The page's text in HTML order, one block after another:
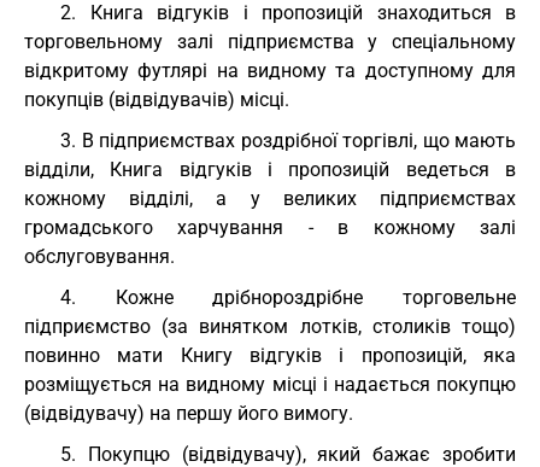
2. Книга відгуків і пропозицій знаходиться в
торговельному залі підприємства у спеціальному
відкритому футлярі на видному та доступному для
покупців (відвідувачів) місці.
3. В підприємствах роздрібної торгівлі, що мають
відділи, Книга відгуків і пропозицій ведеться в
кожному відділі, а у великих підприємствах
громадського харчування - в кожному залі
обслуговування.
4. Кожне дрібнороздрібне торговельне
підприємство (за винятком лотків, столиків тощо)
повинно мати Книгу відгуків і пропозицій, яка
розміщується на видному місці і надається покупцю
(відвідувачу) на першу його вимогу.
5. Покупцю (відвідувачу), який бажає зробити